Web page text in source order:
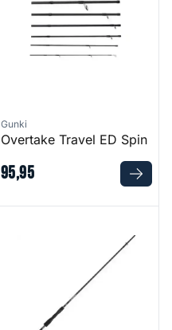
Gunki
Overtake Travel ED Spin
95,95